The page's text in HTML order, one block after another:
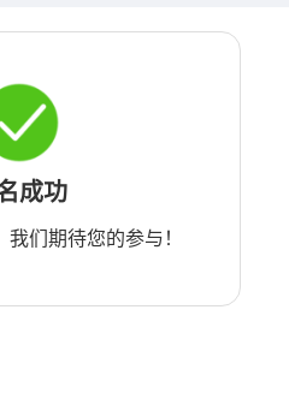
成功
们期待您的参与！